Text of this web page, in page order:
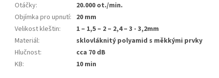
Otáčky:
20.000 ot./min.
Objímka pro upnutí: 20 mm
Velikost kleštin:
1 – 1,5 – 2 – 2,4 – 3 - 3,2mm
Materiál:
sklovláknitý polyamid s měkkými prvky
Hlučnost:
cca 70 dB
KB: 10 min